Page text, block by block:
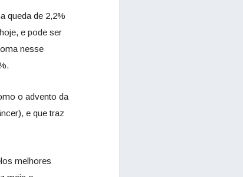
queda de 2,2%
e pode ser
nesse
o advento da
e que traz
melhores